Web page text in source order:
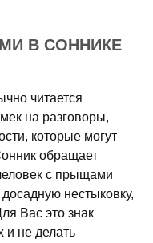
В СОННИКЕ
читается
на разговоры,
которые могут
обращает
с прыщами
нестыковку,
Вас это знак
и не делать